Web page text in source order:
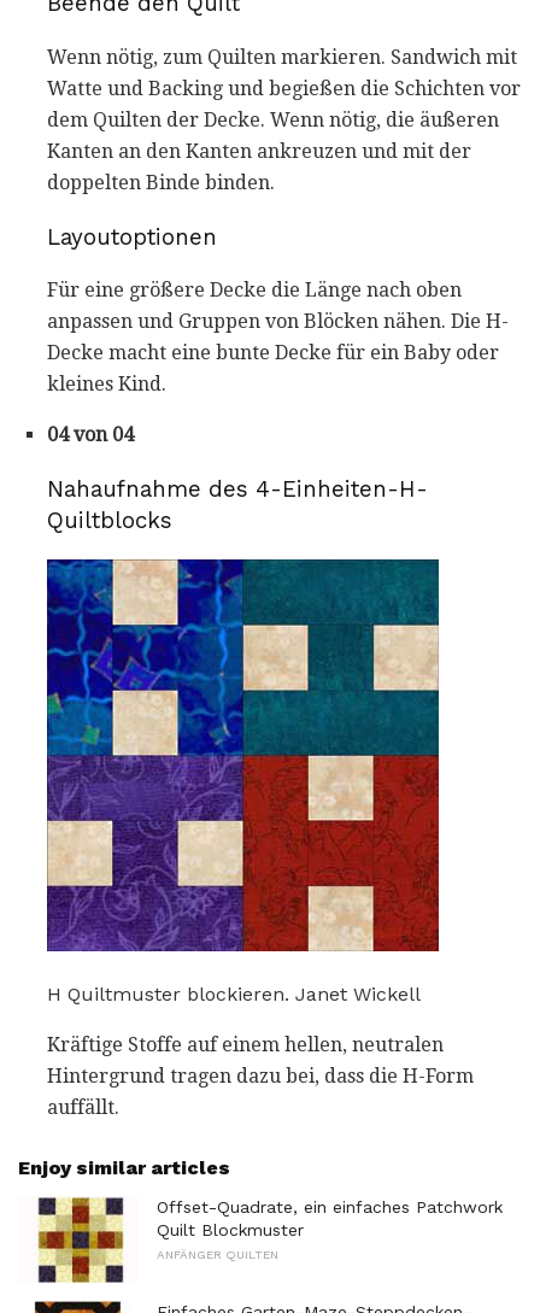
Wenn nötig, zum Quilten markieren. Sandwich mit
Watte und Backing und begießen die Schichten vor
dem Quilten der Decke. Wenn nötig, die äußeren
Kanten an den Kanten ankreuzen und mit der
doppelten Binde binden.
Layoutoptionen
Für eine größere Decke die Länge nach oben
anpassen und Gruppen von Blöcken nähen. Die H-
Decke macht eine bunte Decke für ein Baby oder
kleines Kind.
04 von 04
Nahaufnahme des 4-Einheiten-H-
Quiltblocks
H Quiltmuster blockieren. Janet Wickell
Kräftige Stoffe auf einem hellen, neutralen
Hintergrund tragen dazu bei, dass die H-Form
auffällt.
Enjoy similar articles
Offset-Quadrate, ein einfaches Patchwork
Quilt Blockmuster
ANFÄNGER QUILTEN